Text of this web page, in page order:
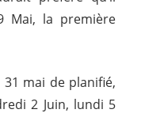
Mai, la première
mai de planifié,
2 Juin, lundi 5